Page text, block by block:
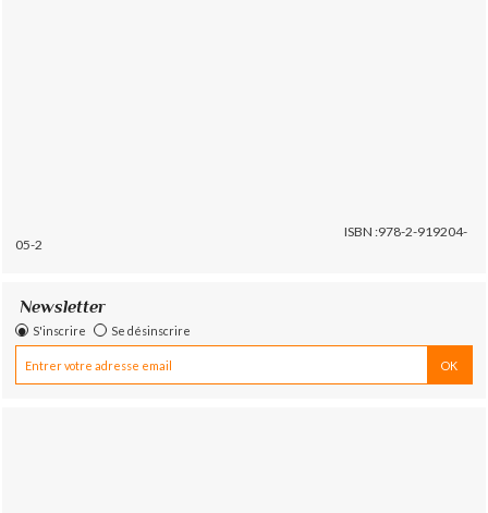
ISBN :978-2-919204-
05-2
Newsletter
S'inscrire Se désinscrire